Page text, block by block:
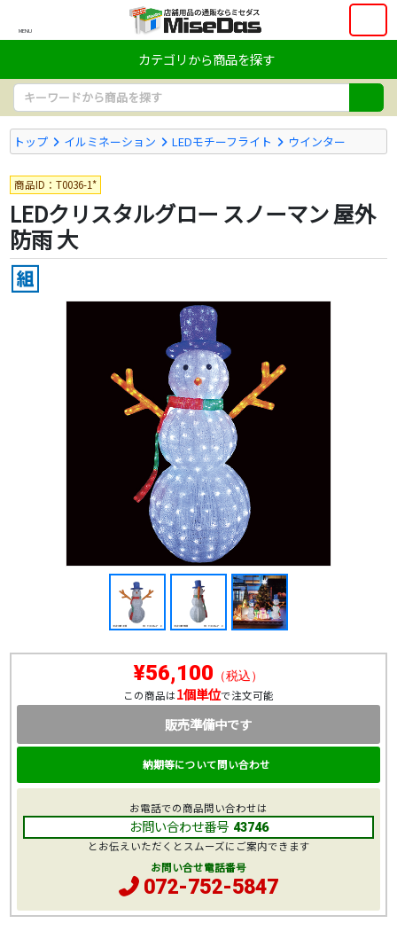
MENU
カテゴリから商品を探す
トップ イルミネーション LEDモチーフライト ウインター
商品ID：T0036-1*
LEDクリスタルグロー スノーマン 屋外
防雨 大
¥56,100 （税込）
この商品は1個単位で注文可能
販売準備中です
納期等について問い合わせ
お電話での商品問い合わせは
お問い合わせ番号 43746
とお伝えいただくとスムーズにご案内できます
お問い合せ電話番号
072-752-5847